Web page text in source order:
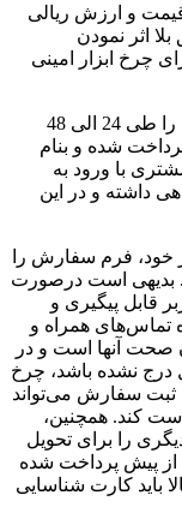
و ارزش ریالی
اثر نمودن
چرخ ابزار امینی
چرخ ابزار امینی در اسرع وقت وجوه دریافتی را طی 24 الی 48
شده و بنام
با ورود به
داشته و در این
خود، فرم سفارش را
بدیهی است درصورت
قابل پیگیری و
تماس‌های همراه و
صحت آنها است و در
درج نشده باشد، چرخ
ثبت سفارش می‌تواند
کند. همچنین،
را برای تحویل
پیش پرداخت شده
باید کارت شناسایی